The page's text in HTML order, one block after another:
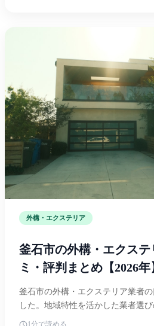
外構・エクステリア
釜石市の外構・エクステ
ミ・評判まとめ【2026年
釜石市の外構・エクステリア業者
した。地域特性を活かした業者選